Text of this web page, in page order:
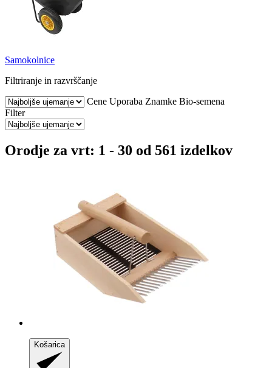
Samokolnice
Filtriranje in razvrščanje
Cene Uporaba Znamke Bio-semena
Filter
Orodje za vrt: 1 - 30 od 561 izdelkov
Košarica